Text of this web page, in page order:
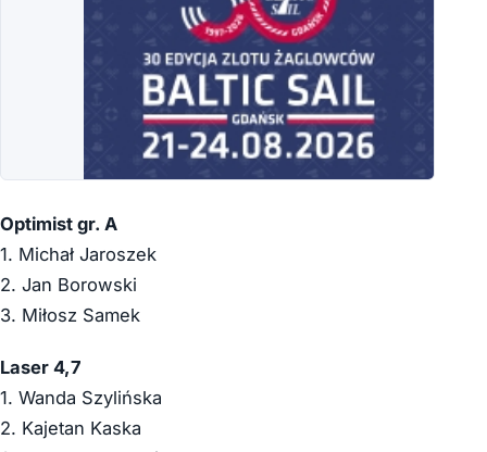
Optimist gr. A
1. Michał Jaroszek
2. Jan Borowski
3. Miłosz Samek
Laser 4,7
1. Wanda Szylińska
2. Kajetan Kaska